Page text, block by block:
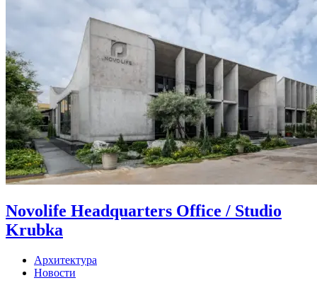
Novolife Headquarters Office / Studio
Krubka
Архитектура
Новости